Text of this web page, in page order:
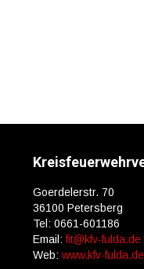
Goerdelerstr. 70
36100 Petersberg
Tel: 0661-601186
Email:fit@kfv-fulda.de
Web: www.kfv-fulda.de